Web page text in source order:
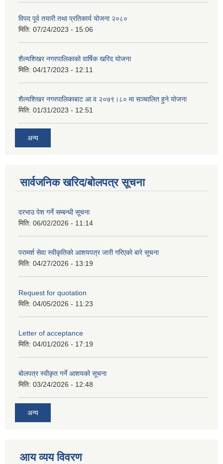
विपद पूर्व तयारी तथा प्रतिकार्य योजना २०८०
मिति: 07/24/2023 - 15:06
शैल्यशिखर नगरपालिकाको वार्षिक खरिद योजना
मिति: 04/17/2023 - 12:11
शैल्यशिखर नगरपालिकाबाट आ व २०७९।८० मा सञ्चालित हुने योजना
मिति: 01/31/2023 - 12:51
अन्य
सार्वजनिक खरिद/बोलपत्र सूचना
दरभाउ पेश गर्ने सम्बन्धी सूचना
मिति: 06/02/2026 - 11:14
परामर्श सेवा स्वीकृतिको आशयपत्र जारी गरिएको बारे सूचना
मिति: 04/27/2026 - 13:19
Request for quotation
मिति: 04/05/2026 - 11:23
Letter of acceptance
मिति: 04/01/2026 - 17:19
बोलपत्र स्वीकृत गर्ने आशयको सूचना
मिति: 03/24/2026 - 12:48
अन्य
आय व्यय विवरण